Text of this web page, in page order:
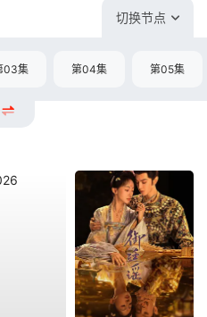
切换节点
03集 第04集 第05集